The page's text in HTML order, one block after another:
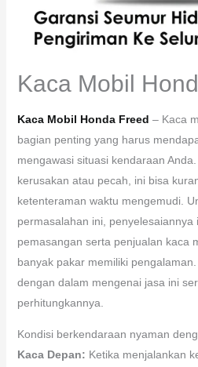
Kaca Mobil
Kaca Mobil Honda Freed – Kaca
bagian penting yang harus
mengawasi situasi kendaraan
kerusakan atau pecah, ini bisa
ketenteraman waktu mengemudi.
permasalahan ini, penyelesaiannya
pemasangan serta penjualan kaca
banyak pakar memiliki
dengan dalam mengenai jasa ini
perhitungkannya.
Kondisi berkendaraan nyaman
Kaca Depan: Ketika menjalankan